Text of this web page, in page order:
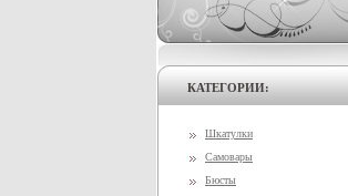
КАТЕГОРИИ:
Шкатулки
Самовары
Бюсты